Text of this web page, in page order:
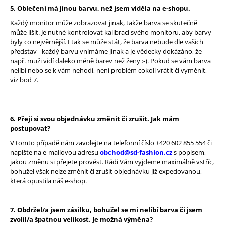
5. Oblečení má jinou barvu, než jsem viděla na e-shopu.
Každý monitor může zobrazovat jinak, takže barva se skutečně
může lišit. Je nutné kontrolovat kalibraci svého monitoru, aby barvy
byly co nejvěrnější. I tak se může stát, že barva nebude dle vašich
představ - každý barvu vnímáme jinak a je vědecky dokázáno, že
např. muži vidí daleko méně barev než ženy :-). Pokud se vám barva
nelíbí nebo se k vám nehodí, není problém cokoli vrátit či vyměnit,
viz bod 7.
6. Přeji si svou objednávku změnit či zrušit. Jak mám
postupovat?
V tomto případě nám zavolejte na telefonní číslo +420 602 855 554 či
napište na e-mailovou adresu obchod@sd-fashion.czs popisem,
jakou změnu si přejete provést. Rádi Vám vyjdeme maximálně vstříc,
bohužel však nelze změnit či zrušit objednávku již expedovanou,
která opustila náš e-shop.
7. Obdržel/a jsem zásilku, bohužel se mi nelíbí barva či jsem
zvolil/a špatnou velikost. Je možná výměna?
m
e